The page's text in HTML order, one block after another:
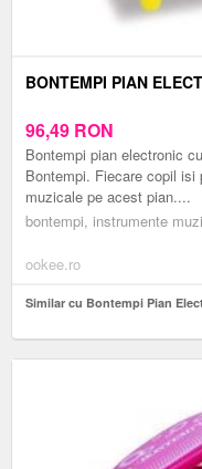
BONTEMPI PIAN
96,49 RON
Bontempi pian electronic
Bontempi. Fiecare copil
muzicale pe acest pian....
bontempi, instrumente
ookee.ro
Similar cu Bontempi Pian